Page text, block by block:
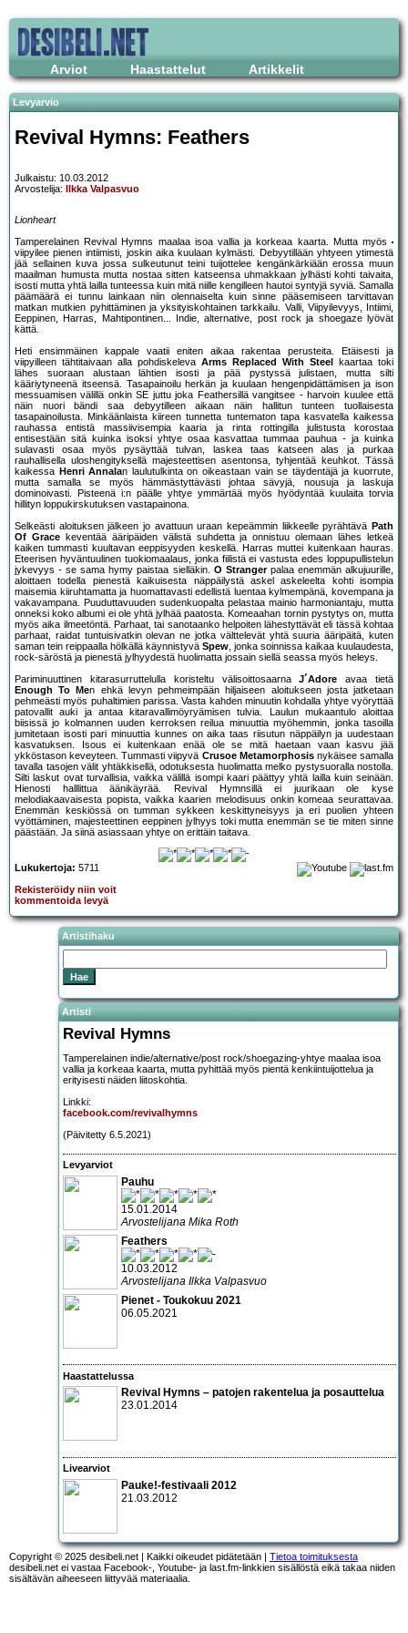
Arviot Haastattelut Artikkelit
Levyarvio
Revival Hymns: Feathers
Julkaistu: 10.03.2012
Arvostelija:
Ilkka Valpasvuo
Lionheart
Tamperelainen Revival Hymns maalaa isoa vallia ja korkeaa kaarta. Mutta myös
viipyilee pienen intiimisti, joskin aika kuulaan kylmästi. Debyytillään yhtyeen ytimestä
jää sellainen kuva jossa sulkeutunut teini tuijottelee kengänkärkiään erossa muun
maailman humusta mutta nostaa sitten katseensa uhmakkaan jylhästi kohti taivaita,
isosti mutta yhtä lailla tunteessa kuin mitä niille kengilleen hautoi syntyjä syviä. Samalla
päämäärä ei tunnu lainkaan niin olennaiselta kuin sinne pääsemiseen tarvittavan
matkan mutkien pyhittäminen ja yksityiskohtainen tarkkailu. Valli, Viipyilevyys, Intiimi,
Eeppinen, Harras, Mahtipontinen... Indie, alternative, post rock ja shoegaze lyövät
kättä.
Heti ensimmäinen kappale vaatii eniten aikaa rakentaa perusteita. Etäisesti ja
viipyilleen tähtitaivaan alla pohdiskeleva Arms Replaced With Steel
kaartaa toki
lähes suoraan alustaan lähtien isosti ja pää pystyssä julistaen, mutta silti
kääriytyneenä itseensä. Tasapainoilu herkän ja kuulaan hengenpidättämisen ja ison
messuamisen välillä onkin SE juttu joka Feathersillä vangitsee - harvoin kuulee että
näin nuori bändi saa debyytilleen aikaan näin hallitun tunteen tuollaisesta
tasapainoilusta. Minkäänlaista kiireen tunnetta tuntematon tapa kasvatella kaikessa
rauhassa entistä massiivisempia kaaria ja rinta rottingilla julistusta korostaa
entisestään sitä kuinka isoksi yhtye osaa kasvattaa tummaa pauhua - ja kuinka
sulavasti osaa myös pysäyttää tulvan, laskea taas katseen alas ja purkaa
rauhallisella uloshengityksellä majesteettisen asentonsa, tyhjentää keuhkot. Tässä
kaikessa Henri Annalan laulutulkinta on oikeastaan vain se täydentäjä ja kuorrute,
mutta samalla se myös hämmästyttävästi johtaa sävyjä, nousuja ja laskuja
dominoivasti. Pisteenä i:n päälle yhtye ymmärtää myös hyödyntää kuulaita torvia
hillityn loppukirskutuksen vastapainona.
Selkeästi aloituksen jälkeen jo avattuun uraan kepeämmin liikkeelle pyrähtävä Path
Of Gracekeventää ääripäiden välistä suhdetta ja onnistuu olemaan lähes letkeä
kaiken tummasti kuultavan eeppisyyden keskellä. Harras muttei kuitenkaan hauras.
Eteerisen hyväntuulinen tuokiomaalaus, jonka fiilistä ei vastusta edes loppupullistelun
jykevyys - se sama hymy paistaa sielläkin. O Strangerpalaa enemmän alkujuurille,
aloittaen todella pienestä kaikuisesta näppäilystä askel askeleelta kohti isompia
maisemia kiiruhtamatta ja huomattavasti edellistä luentaa kylmempänä, kovempana ja
vakavampana. Puuduttavuuden sudenkuopalta pelastaa mainio harmoniantaju, mutta
onneksi koko albumi ei ole yhtä jylhää paatosta. Komeaahan tornin pystytys on, mutta
myös aika ilmeetöntä. Parhaat, tai sanotaanko helpoiten lähestyttävät eli tässä kohtaa
parhaat, raidat tuntuisivatkin olevan ne jotka välttelevät yhtä suuria ääripäitä, kuten
saman tein reippaalla hölkällä käynnistyvä Spew, jonka soinnissa kaikaa kuulaudesta,
rock-säröstä ja pienestä jylhyydestä huolimatta jossain siellä seassa myös heleys.
Pariminuuttinen kitarasurruttelulla koristeltu välisoittosaarnaJ´Adore avaa tietä
Enough To Men ehkä levyn pehmeimpään hiljaiseen aloitukseen josta jatketaan
pehmeästi myös puhaltimien parissa. Vasta kahden minuutin kohdalla yhtye vyöryttää
patovallit auki ja antaa kitaravallimöyryämisen tulvia. Laulun mukaantulo aloittaa
biisissä jo kolmannen uuden kerroksen reilua minuuttia myöhemmin, jonka tasoilla
jumitetaan isosti pari minuuttia kunnes on aika taas riisutun näppäilyn ja uudestaan
kasvatuksen. Isous ei kuitenkaan enää ole se mitä haetaan vaan kasvu jää
ykköstason keveyteen. Tummasti viipyvä Crusoe Metamorphosisnykäisee samalla
tavalla tasojen välit yhtäkkisellä, odotuksesta huolimatta melko pystysuoralla nostolla.
Silti laskut ovat turvallisia, vaikka välillä isompi kaari päättyy yhtä lailla kuin seinään.
Hienosti halllittua äänikäyrää. Revival Hymnsillä ei juurikaan ole kyse
melodiakaavaisesta popista, vaikka kaarien melodisuus onkin komeaa seurattavaa.
Enemmän keskiössä on tumman sykkeen keskittyneisyys ja eri puolien yhteen
vyöttäminen, majesteettinen eeppinen jylhyys toki mutta enemmän se tie miten sinne
päästään. Ja siinä asiassaan yhtye on erittäin taitava.
Lukukertoja: 5711
Rekisteröidy niin voit
kommentoida levyä
Artistihaku
Artisti
Revival Hymns
Tamperelainen indie/alternative/post rock/shoegazing-yhtye maalaa isoa
vallia ja korkeaa kaarta, mutta pyhittää myös pientä kenkiintuijottelua ja
erityisesti näiden liitoskohtia.
Linkki:
facebook.com/revivalhymns
(Päivitetty 6.5.2021)
Levyarviot
Pauhu
15.01.2014
Arvostelijana Mika Roth
Feathers
10.03.2012
Arvostelijana Ilkka Valpasvuo
Pienet - Toukokuu 2021
06.05.2021
Haastattelussa
Revival Hymns – patojen rakentelua ja posauttelua
23.01.2014
Livearviot
Pauke!-festivaali 2012
21.03.2012
Copyright © 2025 desibeli.net | Kaikki oikeudet pidätetään | Tietoa toimituksesta
desibeli.net ei vastaa Facebook-, Youtube- ja last.fm-linkkien sisällöstä eikä takaa niiden
sisältävän aiheeseen liittyvää materiaalia.